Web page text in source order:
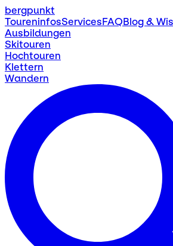
bergpunkt
ToureninfosServicesFAQBlog &
Ausbildungen
Skitouren
Hochtouren
Klettern
Wandern